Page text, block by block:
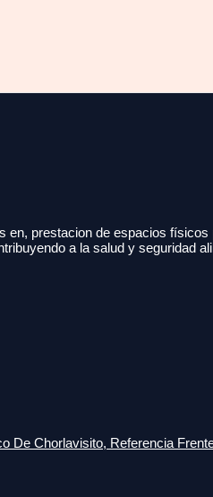
prestacion de espacios
a la salud y seguridad
De Chorlavisito, Referencia